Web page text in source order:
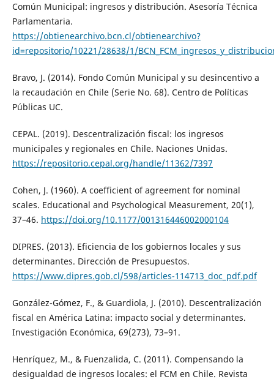
Común Municipal: ingresos y distribución. Asesoría Técnica
Parlamentaria.
https://obtienearchivo.bcn.cl/obtienearchivo?
id=repositorio/10221/28638/1/
Bravo, J. (2014). Fondo Común Municipal y su desincentivo a
la recaudación en Chile (Serie No. 68). Centro de Políticas
Públicas UC.
CEPAL. (2019). Descentralización fiscal: los ingresos
municipales y regionales en Chile. Naciones Unidas.
https://repositorio.cepal.org/handle/11362/7397
Cohen, J. (1960). A coefficient of agreement for nominal
scales. Educational and Psychological Measurement, 20(1),
37–46. https://doi.org/10.1177/001316446002000104
DIPRES. (2013). Eficiencia de los gobiernos locales y sus
determinantes. Dirección de Presupuestos.
https://www.dipres.gob.cl/598/articles-114713_doc_pdf.pdf
González-Gómez, F., & Guardiola, J. (2010). Descentralización
fiscal en América Latina: impacto social y determinantes.
Investigación Económica, 69(273), 73–91.
Henríquez, M., & Fuenzalida, C. (2011). Compensando la
desigualdad de ingresos locales: el FCM en Chile. Revista